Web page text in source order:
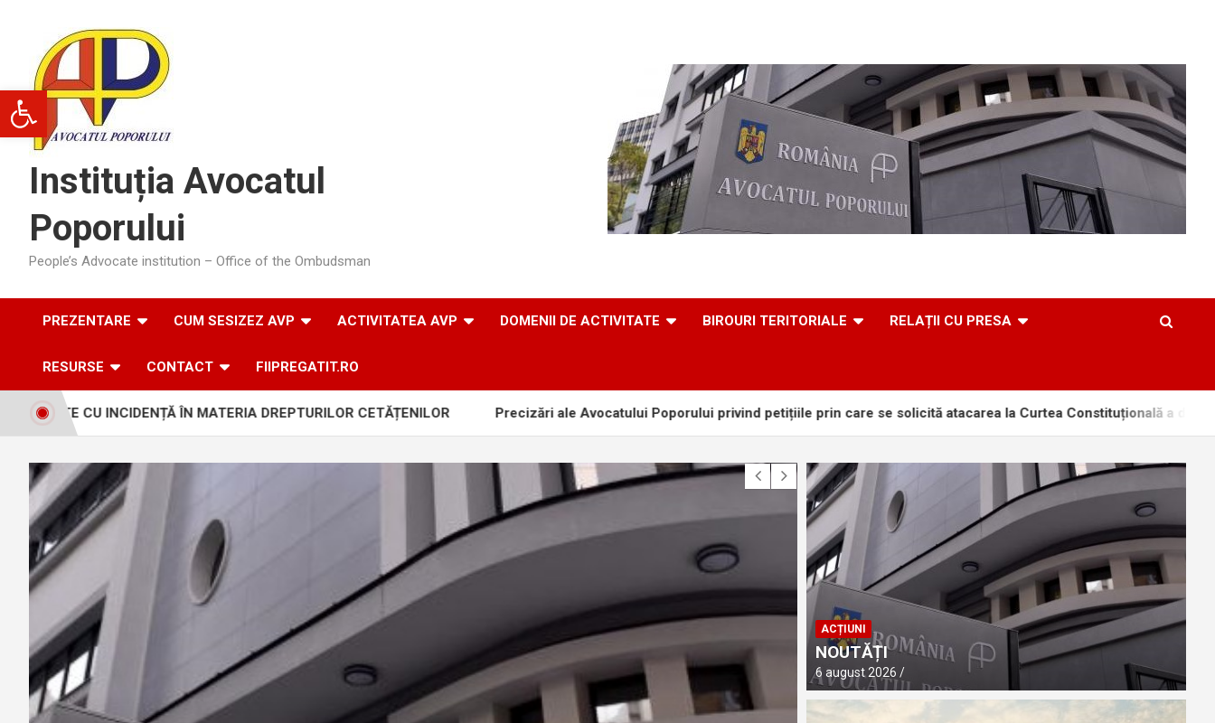
Deschide bara de unelte
Instituția Avocatul
Poporului
People’s Advocate institution – Office of the Ombudsman
PREZENTARE CUM SESIZEZ AVP ACTIVITATEA AVP DOMENII DE ACTIVITATE BIROURI TERITORIALE RELAȚII CU PRESA
RESURSE CONTACT FIIPREGATIT.RO
CU INCIDENȚĂ ÎN MATERIA DREPTURILOR CETĂȚENILOR Precizări ale Avocatului Poporului privind petițiile prin care se solicită atacarea la Curtea Constituțională a
ACȚIUNI
NOUTĂȚI
6 august 2026